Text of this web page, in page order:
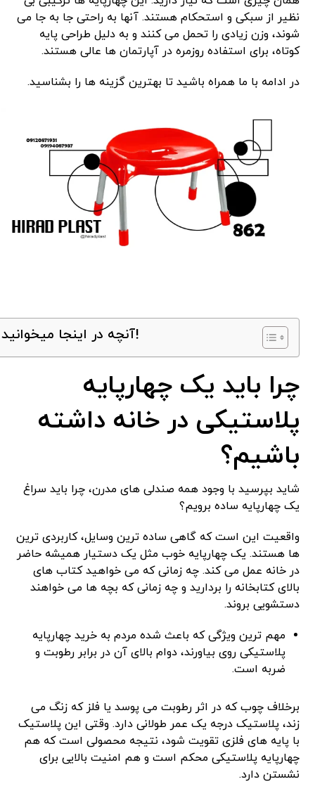
‌نظیر از سبکی و استحکام هستند. آنها به راحتی جا به‌ جا می
‌شوند، وزن زیادی را تحمل می ‌کنند و به دلیل طراحی پایه
کوتاه، برای استفاده روزمره در آپارتمان ‌ها عالی هستند.
در ادامه با ما همراه باشید تا بهترین گزینه‌ ها را بشناسید.
آنچه در اینجا میخوانید!
چرا باید یک چهارپایه
پلاستیکی در خانه داشته
باشیم؟
شاید بپرسید با وجود همه صندلی‌ های مدرن، چرا باید سراغ
یک چهارپایه ساده برویم؟
واقعیت این است که گاهی ساده ‌ترین وسایل، کاربردی ‌ترین
‌ها هستند. یک چهارپایه خوب مثل یک دستیار همیشه حاضر
در خانه عمل می‌ کند. چه زمانی که می‌ خواهید کتاب‌ های
بالای کتابخانه را بردارید و چه زمانی که بچه ‌ها می‌ خواهند
دستشویی بروند.
مهم ‌ترین ویژگی که باعث شده مردم به خرید چهارپایه
پلاستیکی روی بیاورند، دوام بالای آن در برابر رطوبت و
ضربه است.
برخلاف چوب که در اثر رطوبت می ‌پوسد یا فلز که زنگ می
‌زند، پلاستیک درجه یک عمر طولانی دارد. وقتی این پلاستیک
با پایه‌ های فلزی تقویت شود، نتیجه محصولی است که هم
چهارپایه پلاستیکی محکم است و هم امنیت بالایی برای
نشستن دارد.